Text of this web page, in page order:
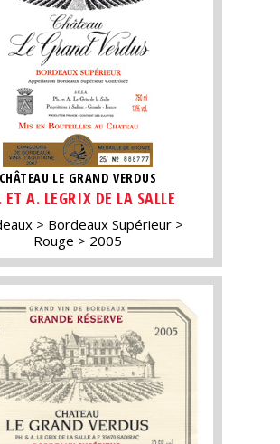
CHÂTEAU LE GRAND VERDUS
ET A. LEGRIX DE LA SALLE
Bordeaux Supérieur
Rouge
2005